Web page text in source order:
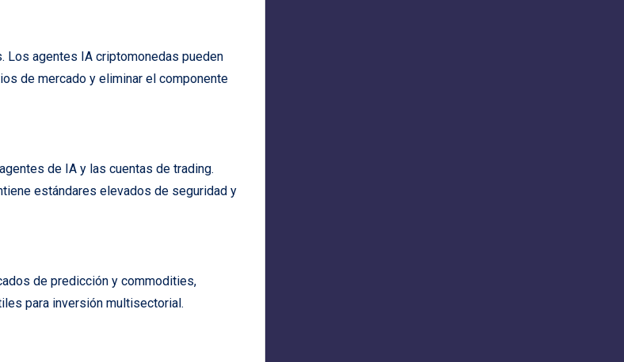
Los agentes IA criptomonedas pueden
de mercado y eliminar el componente
de IA y las cuentas de trading.
estándares elevados de seguridad y
de predicción y commodities,
para inversión multisectorial.